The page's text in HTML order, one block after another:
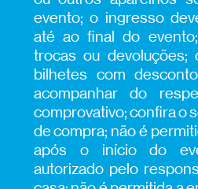
evento; o ingresso
até ao final do
trocas ou devoluções;
bilhetes com
acompanhar do
comprovativo;confira o
de compra; não é
após o início do
autorizado pelo